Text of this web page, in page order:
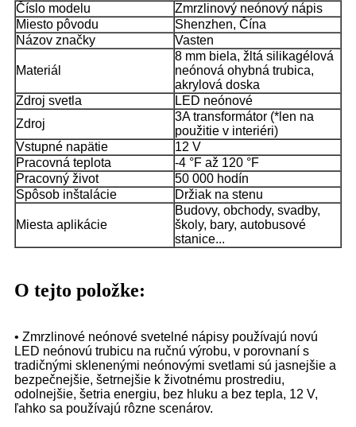
Číslo modelu
Zmrzlinový neónový nápis
Miesto pôvodu
Shenzhen, Čína
Názov značky
Vasten
Materiál
8 mm biela, žltá silikagélová
neónová ohybná trubica,
akrylová doska
Zdroj svetla
LED neónové
Zdroj
3A transformátor (*len na
použitie v interiéri)
Vstupné napätie
12 V
Pracovná teplota
-4 °F až 120 °F
Pracovný život
50 000 hodín
Spôsob inštalácie
Držiak na stenu
Miesta aplikácie
Budovy, obchody, svadby,
školy, bary, autobusové
stanice...
O tejto položke:
• Zmrzlinové neónové svetelné nápisy používajú novú
LED neónovú trubicu na ručnú výrobu, v porovnaní s
tradičnými sklenenými neónovými svetlami sú jasnejšie a
bezpečnejšie, šetrnejšie k životnému prostrediu,
odolnejšie, šetria energiu, bez hluku a bez tepla, 12 V,
ľahko sa používajú rôzne scenárov.